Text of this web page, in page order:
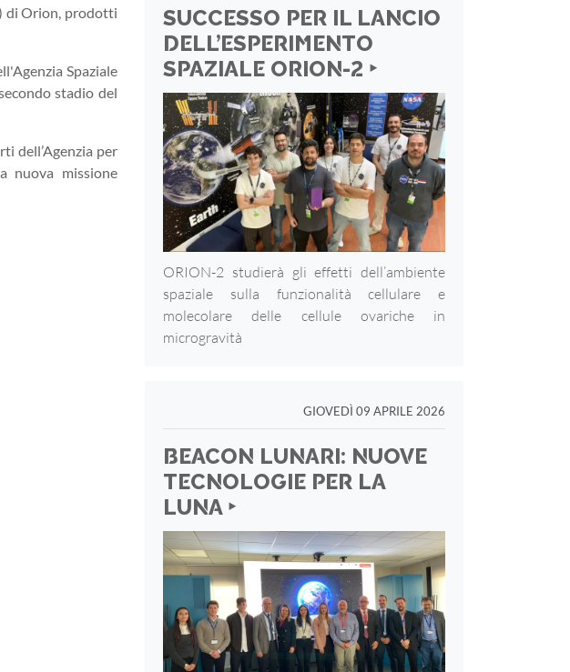
di Orion, prodotti
Spaziale
stadio del
dell’Agenzia per
nuova missione
SUCCESSO PER IL LANCIO
DELL’ESPERIMENTO
SPAZIALE ORION-2 ‣
ORION-2 studierà gli effetti dell’ambiente
spaziale sulla funzionalità cellulare e
molecolare delle cellule ovariche in
microgravità
GIOVEDÌ 09 APRILE 2026
BEACON LUNARI: NUOVE
TECNOLOGIE PER LA
LUNA ‣